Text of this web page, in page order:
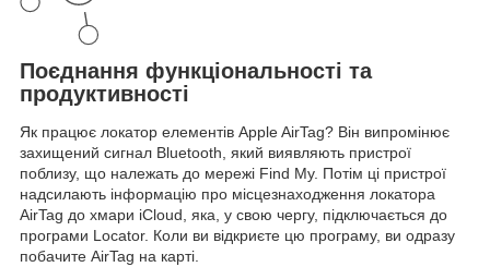
Поєднання функціональності та
продуктивності
Як працює локатор елементів Apple AirTag? Він випромінює
захищений сигнал Bluetooth, який виявляють пристрої
поблизу, що належать до мережі Find My. Потім ці пристрої
надсилають інформацію про місцезнаходження локатора
AirTag до хмари iCloud, яка, у свою чергу, підключається до
програми Locator. Коли ви відкриєте цю програму, ви одразу
побачите AirTag на карті.